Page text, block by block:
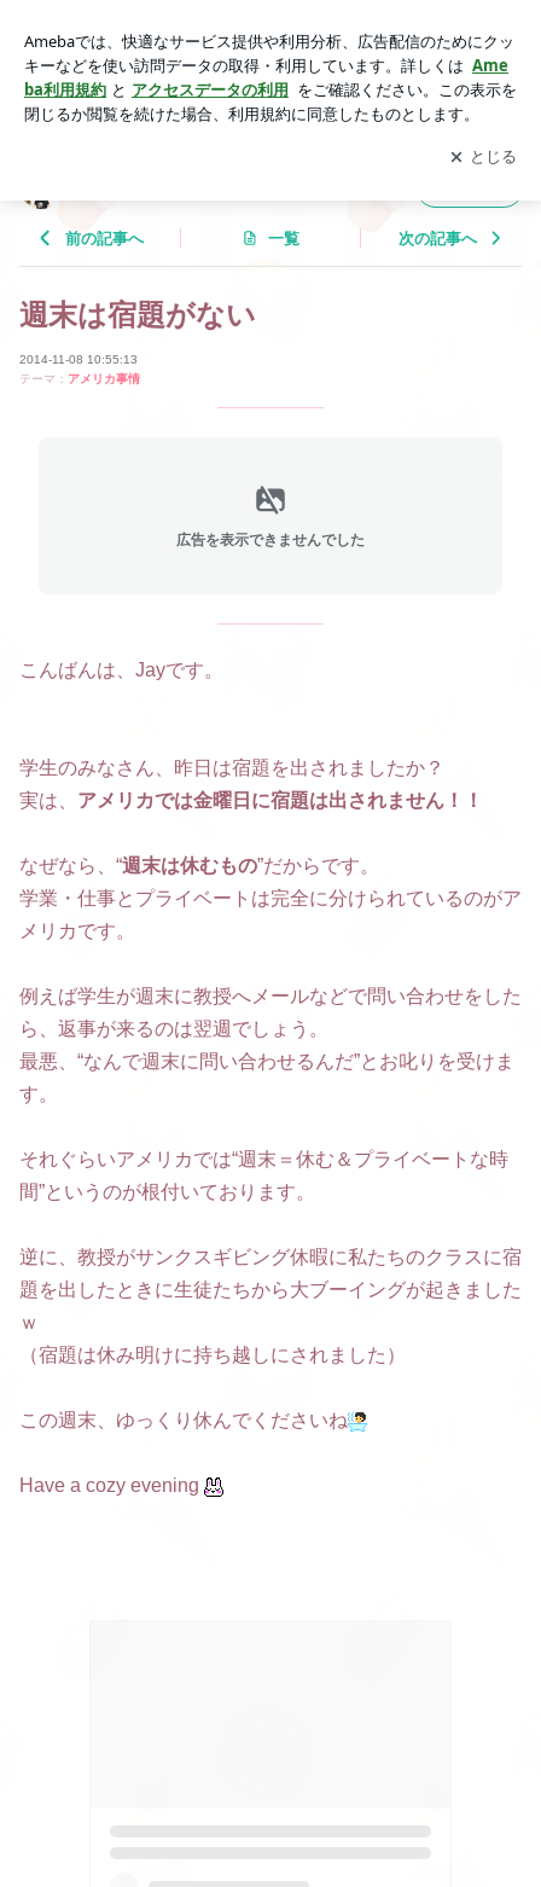
アプリをダウンロードして ブログの更新通知
を受け取りまし
ょう。
開く
前の記事へ 一覧 次の記事へ
週末は宿題がない
2014-11-08 10:55:13
テーマ： アメリカ事情
広告を表示できませんでした
こんばんは、Jayです。
学生のみなさん、昨日は宿題を出されましたか？
実は、 アメリカでは金曜日に宿題は出されません！！
なぜなら、“週末は休むもの”だからです。
学業・仕事とプライベートは完全に分けられているのがア
メリカです。
例えば学生が週末に教授へメールなどで問い合わせをした
ら、返事が来るのは翌週でしょう。
最悪、“なんで週末に問い合わせるんだ”とお叱りを受けま
す。
それぐらいアメリカでは“週末＝休む＆プライベートな時
間”というのが根付いております。
逆に、教授がサンクスギビング休暇に私たちのクラスに宿
題を出したときに生徒たちから大ブーイングが起きました
ｗ
（宿題は休み明けに持ち越しにされました）
この週末、ゆっくり休んでくださいね
Have a cozy evening